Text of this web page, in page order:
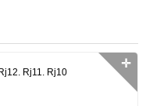
Rj11. Rj10
✛